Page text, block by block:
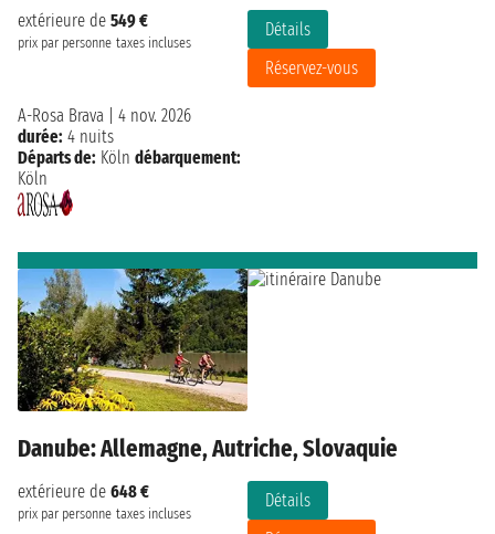
extérieure de 549 €
prix par personne taxes incluses
Détails
Réservez-vous
A-Rosa Brava
4 nov. 2026
durée: 4 nuits
Départs de: Köln débarquement:
Köln
Danube: Allemagne, Autriche, Slovaquie
extérieure de 648 €
prix par personne taxes incluses
Détails